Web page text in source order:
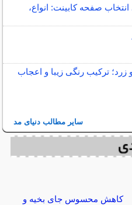
صفحه کابینت: انواع،
ترکیب رنگی زیبا و اعجاب
سایر مطالب دنیای مد
کاهش محسوس جای بخیه و